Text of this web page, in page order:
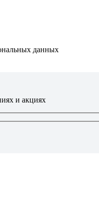
данных
и акциях